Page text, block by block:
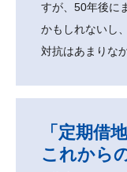
すが、50年後に
かもしれないし
対抗はあまりな
「定期借
これから